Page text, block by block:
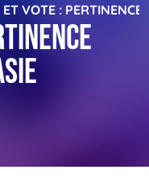
VOTE : PERTINENCE